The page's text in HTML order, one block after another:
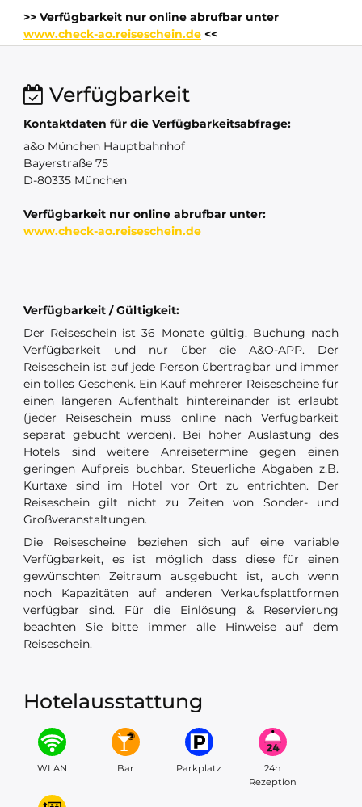
>> Verfügbarkeit nur online abrufbar unter
www.check-ao.reiseschein.de <<
Verfügbarkeit
Kontaktdaten für die Verfügbarkeitsabfrage:
a&o München Hauptbahnhof
Bayerstraße 75
D-80335 München
Verfügbarkeit nur online abrufbar unter:
www.check-ao.reiseschein.de
Verfügbarkeit / Gültigkeit:
Der Reiseschein ist 36 Monate gültig. Buchung nach
Verfügbarkeit und nur über die A&O-APP. Der
Reiseschein ist auf jede Person übertragbar und immer
ein tolles Geschenk. Ein Kauf mehrerer Reisescheine für
einen längeren Aufenthalt hintereinander ist erlaubt
(jeder Reiseschein muss online nach Verfügbarkeit
separat gebucht werden). Bei hoher Auslastung des
Hotels sind weitere Anreisetermine gegen einen
geringen Aufpreis buchbar. Steuerliche Abgaben z.B.
Kurtaxe sind im Hotel vor Ort zu entrichten. Der
Reiseschein gilt nicht zu Zeiten von Sonder- und
Großveranstaltungen.
Die Reisescheine beziehen sich auf eine variable
Verfügbarkeit, es ist möglich dass diese für einen
gewünschten Zeitraum ausgebucht ist, auch wenn
noch Kapazitäten auf anderen Verkaufsplattformen
verfügbar sind. Für die Einlösung & Reservierung
beachten Sie bitte immer alle Hinweise auf dem
Reiseschein.
Hotelausstattung
WLAN Bar Parkplatz
24h
Rezeption